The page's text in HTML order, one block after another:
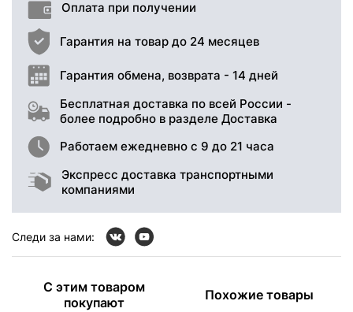
Оплата при получении
Гарантия на товар до 24 месяцев
Гарантия обмена, возврата - 14 дней
Бесплатная доставка по всей России -
более подробно в разделе Доставка
Работаем ежедневно с 9 до 21 часа
Экспресс доставка транспортными
компаниями
Следи за нами:
С этим товаром
покупают
Похожие товары